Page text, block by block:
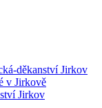
děkanství Jirkov
v Jirkově
Jirkov